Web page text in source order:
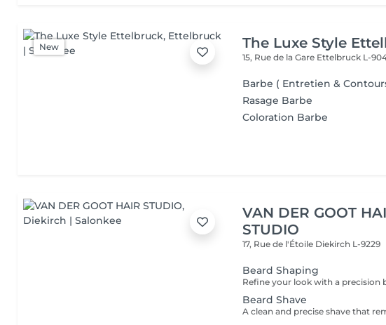
New The Luxe Style
15, Rue de la Gare Ettelbruck L-
Barbe ( Entretien &
Rasage Barbe
Coloration Barbe
VAN DER GOOT
STUDIO
17, Rue de l'Étoile Diekirch L-9229
Beard Shaping
Beard Shave